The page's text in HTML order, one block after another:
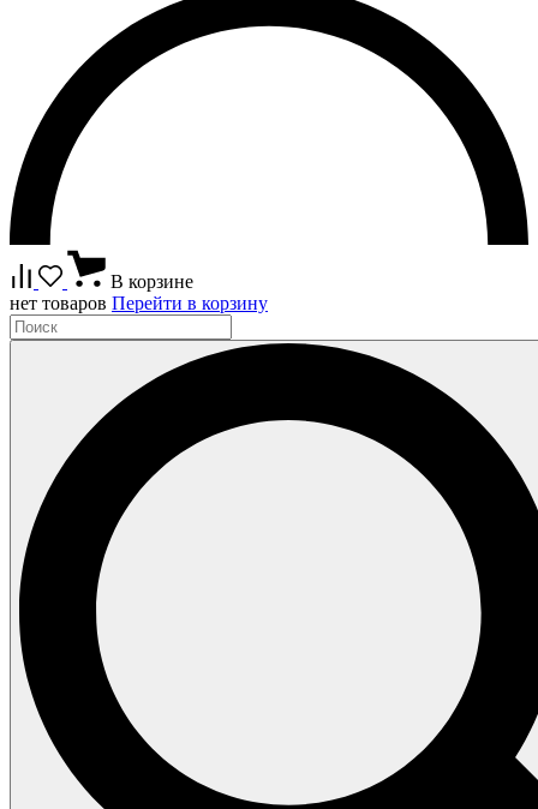
В корзине
нет товаров Перейти в корзину